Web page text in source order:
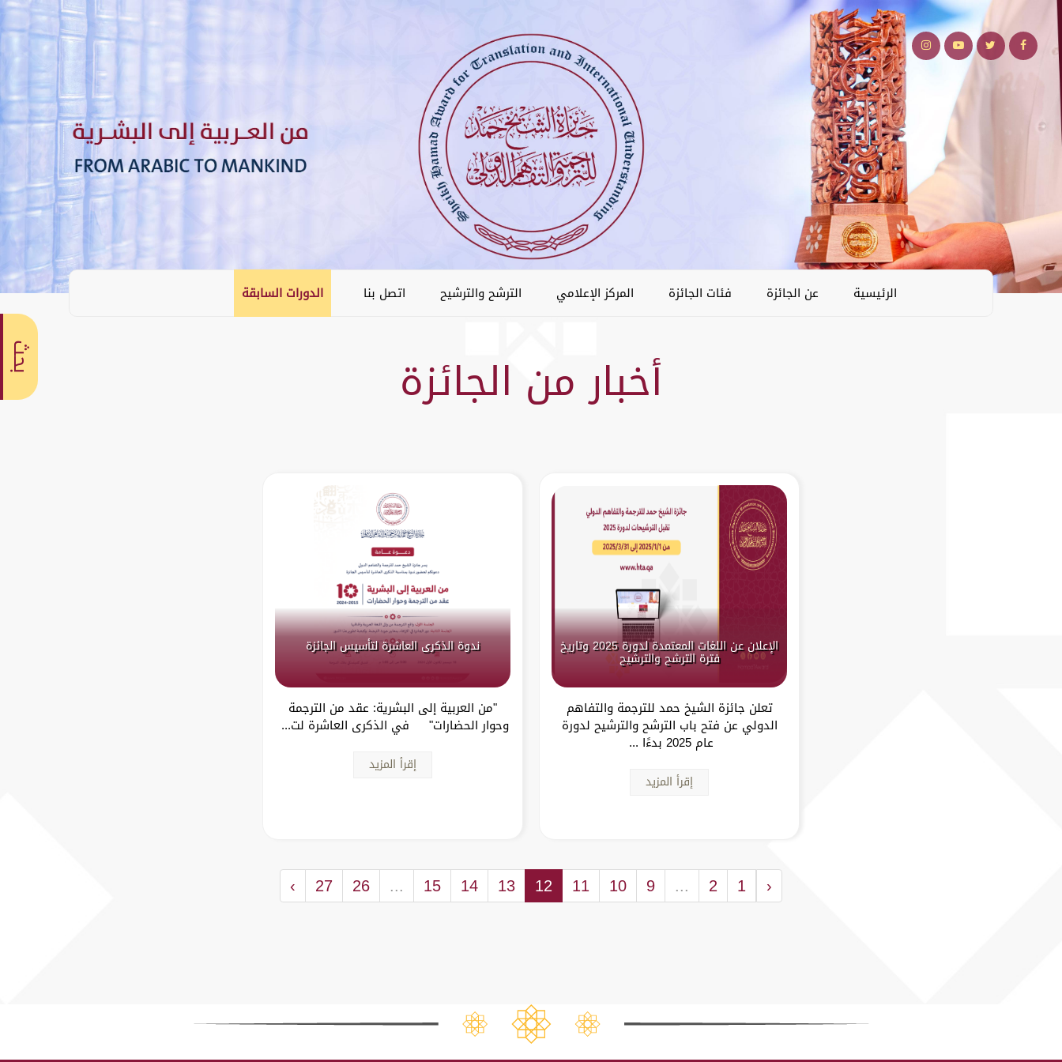
الرئيسية عن الجائزة فئات الجائزة المركز الإعلامي الترشح والترشيح اتصل بنا الدورات السابقة
أخبار من الجائزة
الإعلان عن اللغات المعتمدة لدورة 2025 وتاريخ
فترة الترشح والترشيح
تعلن جائزة الشيخ حمد للترجمة والتفاهم
الدولي عن فتح باب الترشح والترشيح لدورة
عام 2025 بدءًا ...
إقرأ المزيد
ندوة الذكرى العاشرة لتأسيس الجائزة
"من العربية إلى البشرية: عقد من الترجمة
وحوار الحضارات" في الذكرى العاشرة لت...
إقرأ المزيد
‹
1
2
...
9
10
11
12
13
14
15
...
26
27
›
بحث